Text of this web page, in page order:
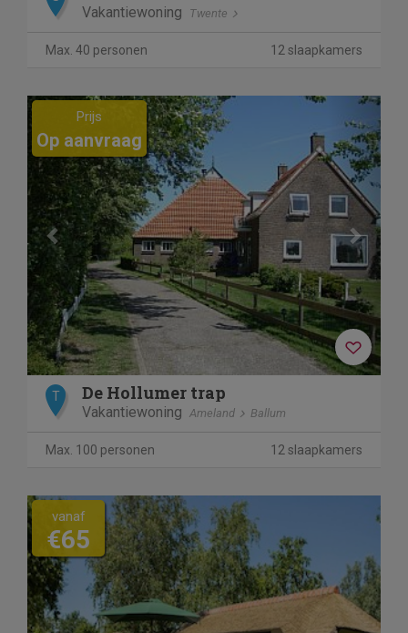
Vakantiewoning Twente
Max. 40 personen 12 slaapkamers
Previous Next
Prijs
Op aanvraag
T De Hollumer trap
Vakantiewoning Ameland Ballum
Max. 100 personen 12 slaapkamers
vanaf
€65